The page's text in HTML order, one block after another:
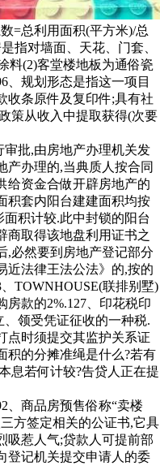
=总利用面积(平方米)/总
指对墙面、天花、门套、
料(2)客堂楼地板为通俗瓷
、规划形态是指这一项目
收条原件及复印件;具有社
策从收入中提取获得(次要
批,由房地产办理机关发
产办理的,当典质人按合同
给资金合做开辟房地产的
积套内阳台建建面积均按
积计较.此中封锁的阳台
商取得该地盘利用证书之
,必然要到房地产登记部分
近法律王法公法》的,按的
TOWNHOUSE(联排别墅)
款的2%.127、印花税印
领受凭证征收的一种税.
点时须提交其监护关系证
积的分摊准绳是什么?若有
息若何计较?告贷人正在提
商品房预售俗称“卖楼
方签定相关的公证书,它具
吸惹人气;贷款人可提前部
登记机关提交申请人的委